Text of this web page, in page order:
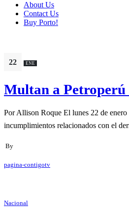
About Us
Contact Us
Buy Porto!
22 ENE
Multan a Petroperú
Por Allison Roque El lunes 22 de enero
incumplimientos relacionados con el
By
pagina-contigotv
Nacional